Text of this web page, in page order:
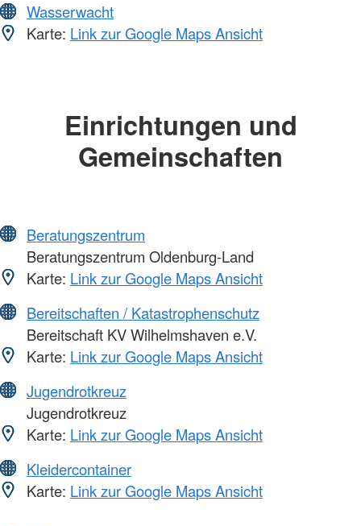
Wasserwacht
Karte: Link zur Google Maps Ansicht
Einrichtungen und
Gemeinschaften
Beratungszentrum
Beratungszentrum Oldenburg-Land
Karte: Link zur Google Maps Ansicht
Bereitschaften / Katastrophenschutz
Bereitschaft KV Wilhelmshaven e.V.
Karte: Link zur Google Maps Ansicht
Jugendrotkreuz
Jugendrotkreuz
Karte: Link zur Google Maps Ansicht
Kleidercontainer
Karte: Link zur Google Maps Ansicht